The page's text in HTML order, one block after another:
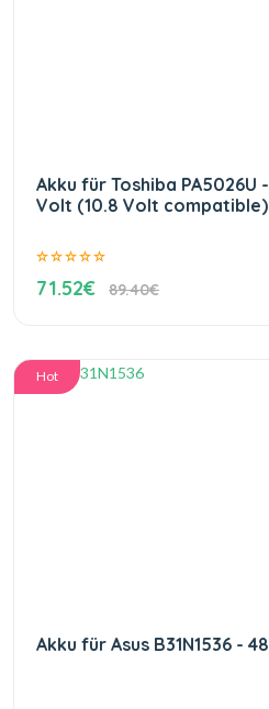
Akku für Toshiba PA5026U
Volt (10.8 Volt compatible)
71.52€ 89.40€
Hot
Akku für Asus B31N1536 -